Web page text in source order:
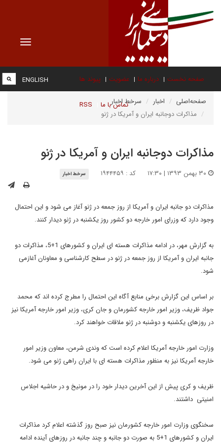
Toggle
صفحه نخست درباره ما عضویت پیوند ها
تماس با ما RSS
ENGLISH
صفحه‌اصلی اخبار
سرخط اخبار
مذاکرات دوجانبه ایران و آمریکا در ژنو
مذاکرات دوجانبه ایران و آمریکا در ژنو
کد : ۱۹۴۴۴۵۹ سرخط اخبار
مذاکرات دو جانبه ایران و آمریکا از روز جمعه در ژنو آغاز می شود و این احتمال
وجود دارد که وزرای امور خارجه دو کشور روز یکشنبه در ژنو دیدار کنند.
به گزارش مهر، در ادامه مذاکرات هسته ای ایران و کشورهای 1+5، مذاکرات دو
جانبه ایران و آمریکا از روز جمعه در ژنو در سطح کارشناسی و معاونان آغازمی
شود.
بر اساس این گزارش برخی منابع آگاه این احتمال را مطرج کرده اند که محمد
جواد ظریف، وزیر امور خارجه کشورمان و جان کری، وزیر امور خارجه آمریکا نیز
در روزهای یکشنبه و دوشنبه در ژنو ملاقات خواهند کرد.
وزارت امور خارجه آمریکا اعلام کرده است که وندی شرمن، معاون وزیر امور
خارجه آمریکا نیز به منظور مذاکرات هسته ای با ایران راهی ژنو می شود.
ظریف و کری پیش از این آخرین دیدار خود را در مونیخ و در حاشیه اجلاس
امنیتی داشتند.
سخنگوی وزارت امور خارجه کشورمان نیز صبح روز گذشته اعلام کرد مذاکرات
ایران و کشورهای 1+5 به صورت دو جانبه و چند جانبه در روزهای آینده ادامه